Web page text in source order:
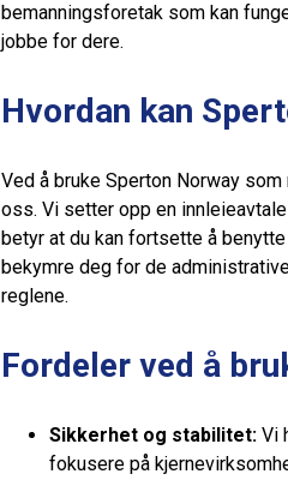
bemanningsforetak som kan
jobbe for dere.
Hvordan kan
Ved å bruke Sperton Norway
oss. Vi setter opp en
betyr at du kan fortsette å
bekymre deg for de
reglene.
Fordeler ved å
Sikkerhet og stabilitet: Vi
fokusere på